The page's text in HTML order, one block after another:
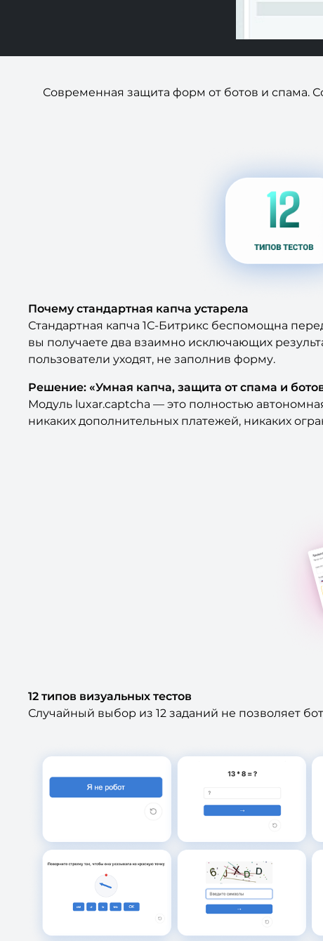
Современная защита форм от ботов и спама.
Почему стандартная капча устарела
Стандартная капча 1С-Битрикс беспомощна
вы получаете два взаимно исключающих
пользователи уходят, не заполнив форму.
Решение: «Умная капча, защита от спама и
Модуль luxar.captcha — это полностью
никаких дополнительных платежей, никаких
12 типов визуальных тестов
Случайный выбор из 12 заданий не позволяет